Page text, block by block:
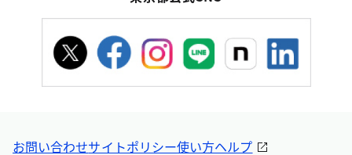
お問い合わせサイトポリシー使い方ヘルプ